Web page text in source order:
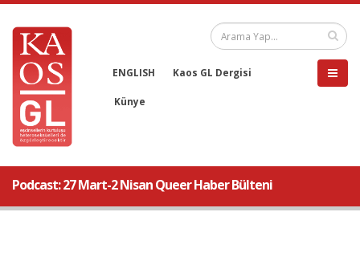
ENGLISH Kaos GL Dergisi
Künye
Podcast: 27 Mart-2 Nisan Queer Haber Bülteni